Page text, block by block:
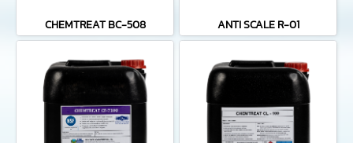
CHEMTREAT BC-508 ANTI SCALE R-01